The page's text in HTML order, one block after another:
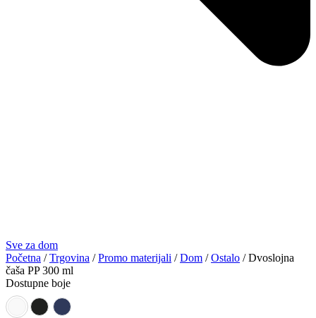
Sve za dom
Početna /Trgovina /Promo materijali /Dom /Ostalo / Dvoslojna
čaša PP 300 ml
Dostupne boje